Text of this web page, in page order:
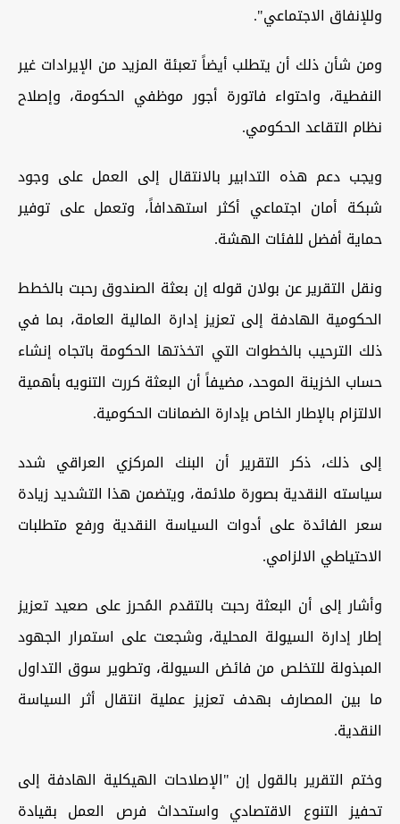
وللإنفاق الاجتماعي".
ومن شأن ذلك أن يتطلب أيضاً تعبئة المزيد من الإيرادات غير
النفطية، واحتواء فاتورة أجور موظفي الحكومة، وإصلاح
نظام التقاعد الحكومي.
ويجب دعم هذه التدابير بالانتقال إلى العمل على وجود
شبكة أمان اجتماعي أكثر استهدافاً، وتعمل على توفير
حماية أفضل للفئات الهشة.
ونقل التقرير عن بولان قوله إن بعثة الصندوق رحبت بالخطط
الحكومية الهادفة إلى تعزيز إدارة المالية العامة، بما في
ذلك الترحيب بالخطوات التي اتخذتها الحكومة باتجاه إنشاء
حساب الخزينة الموحد، مضيفاً أن البعثة كررت التنويه بأهمية
الالتزام بالإطار الخاص بإدارة الضمانات الحكومية.
إلى ذلك، ذكر التقرير أن البنك المركزي العراقي شدد
سياسته النقدية بصورة ملائمة، ويتضمن هذا التشديد زيادة
سعر الفائدة على أدوات السياسة النقدية ورفع متطلبات
الاحتياطي الالزامي.
وأشار إلى أن البعثة رحبت بالتقدم المُحرز على صعيد تعزيز
إطار إدارة السيولة المحلية، وشجعت على استمرار الجهود
المبذولة للتخلص من فائض السيولة، وتطوير سوق التداول
ما بين المصارف بهدف تعزيز عملية انتقال أثر السياسة
النقدية.
وختم التقرير بالقول إن "الإصلاحات الهيكلية الهادفة إلى
تحفيز التنوع الاقتصادي واستحداث فرص العمل بقيادة